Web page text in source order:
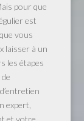
pour que
est
vous
laisser à un
les étapes
expert,
et votre